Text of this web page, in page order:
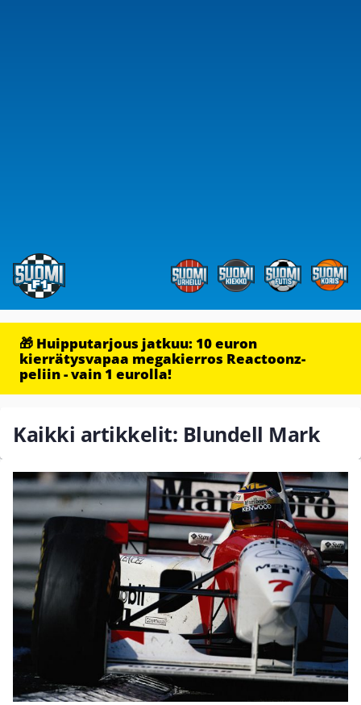
🎁 Huipputarjous jatkuu: 10 euron
kierrätysvapaa megakierros Reactoonz-
peliin - vain 1 eurolla!
Kaikki artikkelit: Blundell Mark